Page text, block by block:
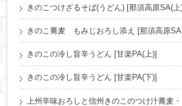
きのこつけざるそば(うどん) [那須高原SA(上
きのこ蕎麦 もみじおろし添え [那須高原
きのこの冷し旨辛うどん [甘楽PA(上)]
きのこの冷し旨辛うどん [甘楽PA(下)]
上州辛味おろしと信州きのこのつけ汁蕎麦